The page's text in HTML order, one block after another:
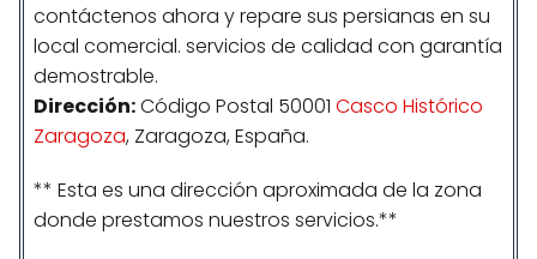
contáctenos ahora y repare sus persianas en su
local comercial. servicios de calidad con garantía
demostrable.
Dirección:Código Postal 50001 Casco Histórico
Zaragoza, Zaragoza, España.
** Esta es una dirección aproximada de la zona
donde prestamos nuestros servicios.**